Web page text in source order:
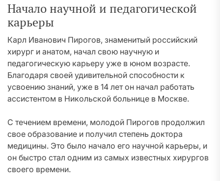
Начало научной и педагогической
карьеры
Карл Иванович Пирогов, знаменитый российский
хирург и анатом, начал свою научную и
педагогическую карьеру уже в юном возрасте.
Благодаря своей удивительной способности к
усвоению знаний, уже в 14 лет он начал работать
ассистентом в Никольской больнице в Москве.
С течением времени, молодой Пирогов продолжил
свое образование и получил степень доктора
медицины. Это было начало его научной карьеры, и
он быстро стал одним из самых известных хирургов
своего времени.